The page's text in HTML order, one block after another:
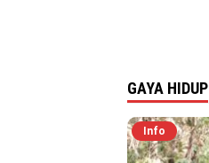
GAYA HIDUP
Info